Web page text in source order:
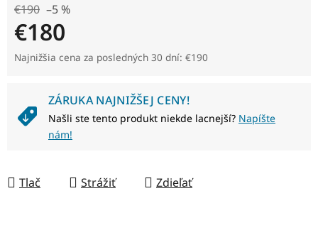
€190 –5 %
€180
Jednotková cena:
Najnižšia cena za posledných 30 dní: €190
ZÁRUKA NAJNIŽŠEJ CENY!
Našli ste tento produkt niekde lacnejší? Napíšte
nám!
Tlač Strážiť Zdieľať